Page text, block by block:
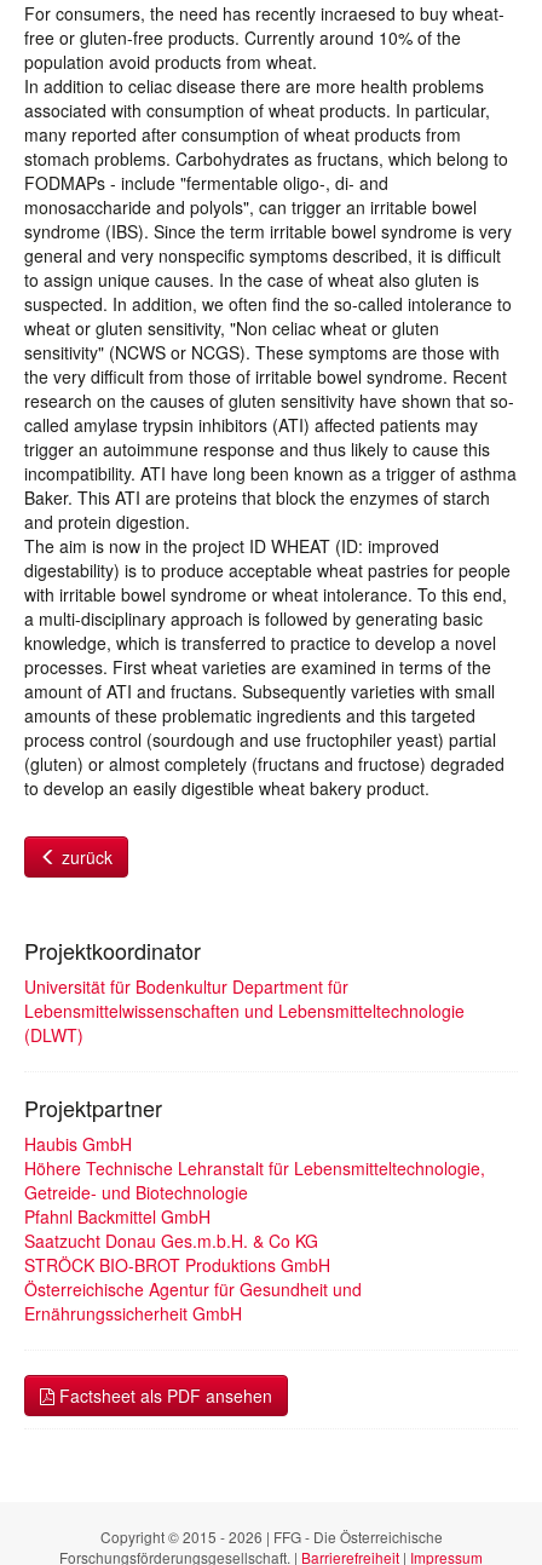
For consumers, the need has recently incraesed to buy wheat-
free or gluten-free products. Currently around 10% of the
population avoid products from wheat.
In addition to celiac disease there are more health problems
associated with consumption of wheat products. In particular,
many reported after consumption of wheat products from
stomach problems. Carbohydrates as fructans, which belong to
FODMAPs - include "fermentable oligo-, di- and
monosaccharide and polyols", can trigger an irritable bowel
syndrome (IBS). Since the term irritable bowel syndrome is very
general and very nonspecific symptoms described, it is difficult
to assign unique causes. In the case of wheat also gluten is
suspected. In addition, we often find the so-called intolerance to
wheat or gluten sensitivity, "Non celiac wheat or gluten
sensitivity" (NCWS or NCGS). These symptoms are those with
the very difficult from those of irritable bowel syndrome. Recent
research on the causes of gluten sensitivity have shown that so-
called amylase trypsin inhibitors (ATI) affected patients may
trigger an autoimmune response and thus likely to cause this
incompatibility. ATI have long been known as a trigger of asthma
Baker. This ATI are proteins that block the enzymes of starch
and protein digestion.
The aim is now in the project ID WHEAT (ID: improved
digestability) is to produce acceptable wheat pastries for people
with irritable bowel syndrome or wheat intolerance. To this end,
a multi-disciplinary approach is followed by generating basic
knowledge, which is transferred to practice to develop a novel
processes. First wheat varieties are examined in terms of the
amount of ATI and fructans. Subsequently varieties with small
amounts of these problematic ingredients and this targeted
process control (sourdough and use fructophiler yeast) partial
(gluten) or almost completely (fructans and fructose) degraded
to develop an easily digestible wheat bakery product.
zurück
Projektkoordinator
Universität für Bodenkultur Department für
Lebensmittelwissenschaften und Lebensmitteltechnologie
(DLWT)
Projektpartner
Haubis GmbH
Höhere Technische Lehranstalt für Lebensmitteltechnologie,
Getreide- und Biotechnologie
Pfahnl Backmittel GmbH
Saatzucht Donau Ges.m.b.H. & Co KG
STRÖCK BIO-BROT Produktions GmbH
Österreichische Agentur für Gesundheit und
Ernährungssicherheit GmbH
Factsheet als PDF ansehen
Copyright © 2015 - 2026 | FFG - Die Österreichische
Forschungsförderungsgesellschaft. | Barrierefreiheit | Impressum